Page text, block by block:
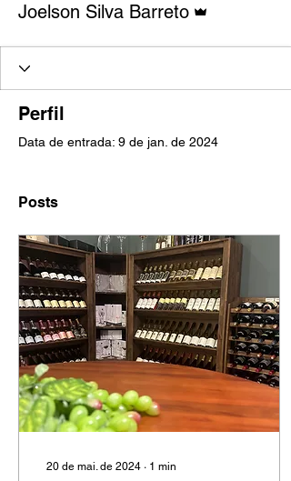
Joelson Silva Barreto
Perfil
Data de entrada: 9 de jan. de 2024
Posts
20 de mai. de 2024 ∙ 1 min